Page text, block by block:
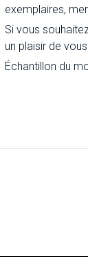
exemplaires,
Si vous
un plaisir de
Échantillon du